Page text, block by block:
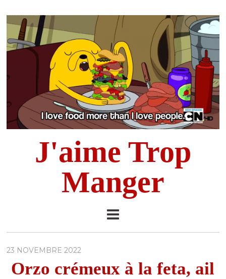
J'aime Trop
Manger
23 NOVEMBRE 2022
Orzo crémeux à la feta, ail